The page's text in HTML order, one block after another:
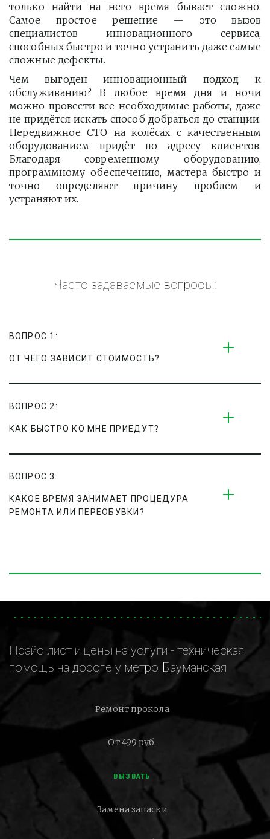
только найти на него время бывает сложно.
Самое простое решение — это вызов
специалистов инновационного сервиса,
способных быстро и точно устранить даже самые
сложные дефекты.
Чем выгоден инновационный подход к
обслуживанию? В любое время дня и ночи
можно провести все необходимые работы, даже
не придётся искать способ добраться до станции.
Передвижное СТО на колёсах с качественным
оборудованием придёт по адресу клиентов.
Благодаря современному оборудованию,
программному обеспечению, мастера быстро и
точно определяют причину проблем и
устраняют их.
Часто задаваемые вопросы:
ВОПРОС 1:
ОТ ЧЕГО ЗАВИСИТ СТОИМОСТЬ?
ВОПРОС 2:
КАК БЫСТРО КО МНЕ ПРИЕДУТ?
ВОПРОС 3:
КАКОЕ ВРЕМЯ ЗАНИМАЕТ ПРОЦЕДУРА
РЕМОНТА ИЛИ ПЕРЕОБУВКИ?
Прайс лист и цены на услуги - техническая
помощь на дороге у метро Бауманская
Ремонт прокола
От 499 руб.
ВЫЗВАТЬ
Замена запаски